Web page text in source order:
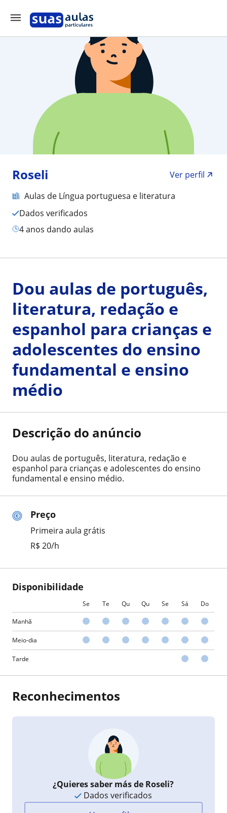
Roseli
Ver perfil
Aulas de Língua portuguesa e literatura
Dados verificados
4 anos dando aulas
Preço
Primeira aula grátis
R$ 20/h
Disponibilidade
Se Te Qu Qu Se Sá Do
Manhã
Meio-dia
Tarde
Dou aulas de português,
literatura, redação e
espanhol para crianças e
adolescentes do ensino
fundamental e ensino
médio
Descrição do anúncio
Dou aulas de português, literatura, redação e
espanhol para crianças e adolescentes do ensino
fundamental e ensino médio.
Reconhecimentos
¿Quieres saber más de Roseli?
Dados verificados